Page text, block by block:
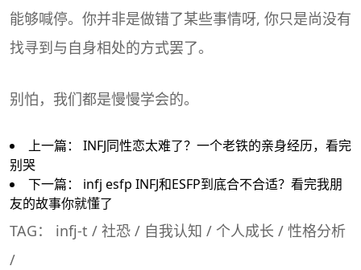
能够喊停。你并非是做错了某些事情呀, 你只是尚没有
找寻到与自身相处的方式罢了。
别怕，我们都是慢慢学会的。
上一篇： INFJ同性恋太难了？一个老铁的亲身经历，看完
别哭
下一篇： infj esfp INFJ和ESFP到底合不合适？看完我朋
友的故事你就懂了
TAG： infj-t / 社恐 / 自我认知 / 个人成长 / 性格分析
/